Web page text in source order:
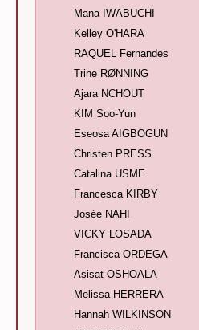
Mana IWABUCHI
Kelley O'HARA
RAQUEL Fernandes
Trine RØNNING
Ajara NCHOUT
KIM Soo-Yun
Eseosa AIGBOGUN
Christen PRESS
Catalina USME
Francesca KIRBY
Josée NAHI
VICKY LOSADA
Francisca ORDEGA
Asisat OSHOALA
Melissa HERRERA
Hannah WILKINSON